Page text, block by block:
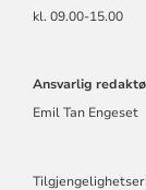
kl. 09.00-15.00
Ansvarlig
Emil Tan Engeset